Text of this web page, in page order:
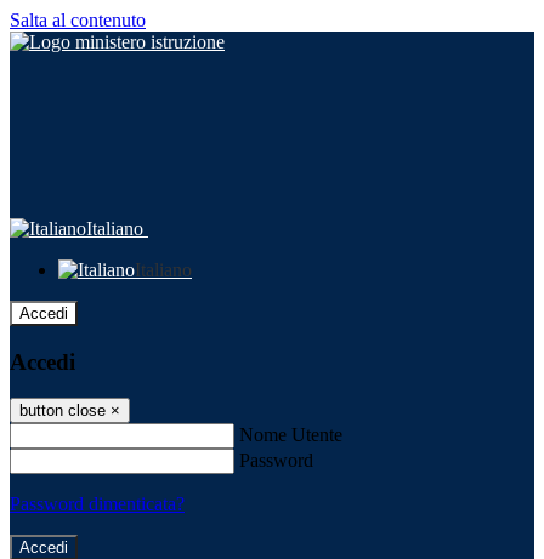
Salta al contenuto
Italiano
Italiano
Accedi
Accedi
button close ×
Nome Utente
Password
Password dimenticata?